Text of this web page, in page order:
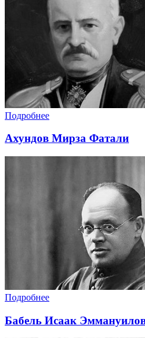
Подробнее
Ахундов Мирза Фатали
Подробнее
Бабель Исаак